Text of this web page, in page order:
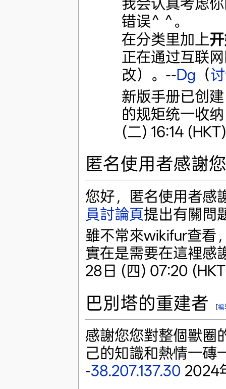
错误^ ^。
在分类里加上
正在通过互联
改）。--Dg （
新版手册已创
的规矩统一收
(二) 16:14 (HKT)
匿名使用者感謝
您好，匿名使用者感
員討論頁提出有關問
雖不常來wikifur查看
實在是需要在這裡感
28日 (四) 07:20
巴別塔的重建者 [编
感謝您您對整個獸圈
己的知識和熱情一磚
-38.207.137.30 2024